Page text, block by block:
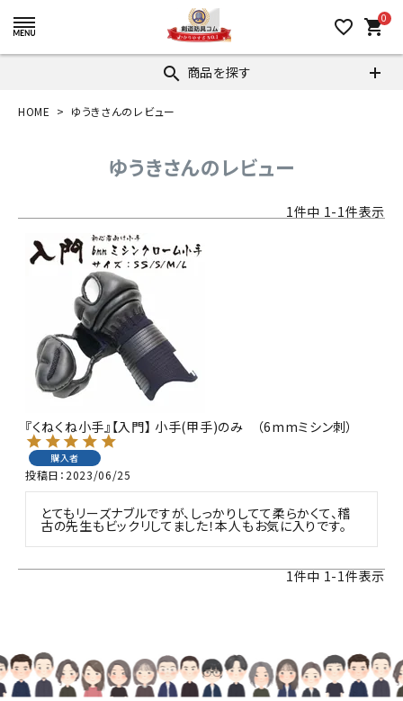
favorite_border 0
shopping_cart
search 商品を探す
HOME ゆうきさんのレビュー
ゆうきさんのレビュー
1件中 1-1件表示
『くねくね小手』【入門】 小手(甲手)のみ （6mmミシン刺）
購入者
投稿日 2023/06/25
とてもリーズナブルですが、しっかりしてて柔らかくて、稽
古の先生もビックリしてました！本人もお気に入りです。
1件中 1-1件表示